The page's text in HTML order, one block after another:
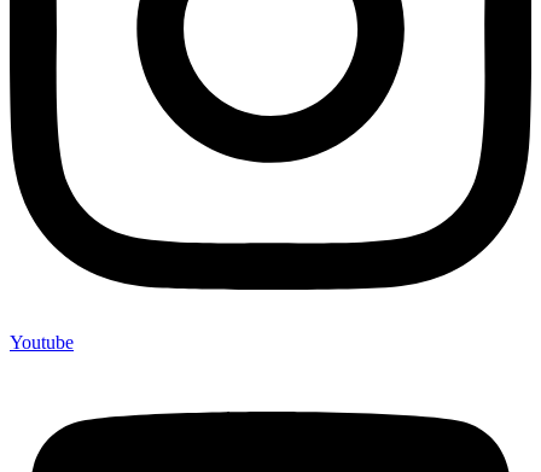
Youtube